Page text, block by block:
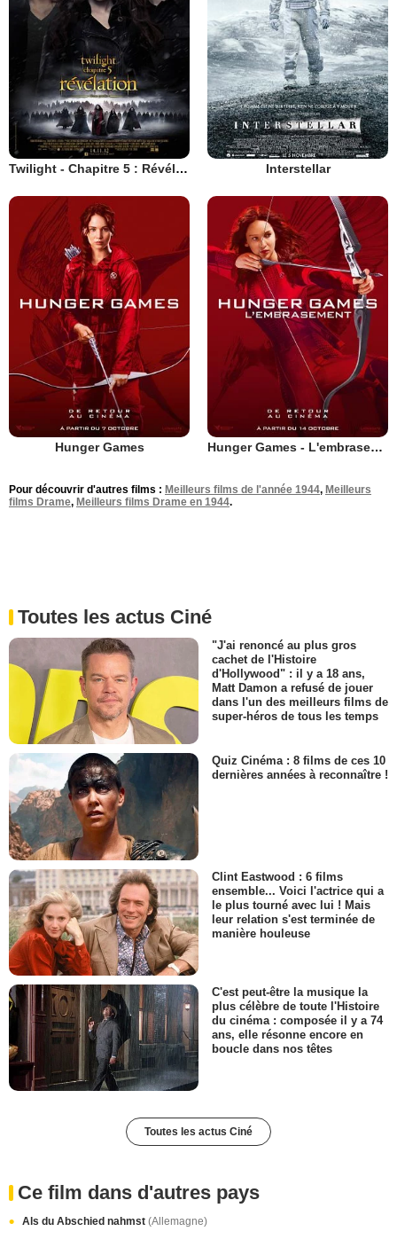
Twilight - Chapitre 5 : Révélation 2e partie Interstellar
Hunger Games Hunger Games - L'embrasement
Pour découvrir d'autres films : Meilleurs films de l'année 1944, Meilleurs
films Drame, Meilleurs films Drame en 1944.
Toutes les actus Ciné
"J'ai renoncé au plus gros
cachet de l'Histoire
d'Hollywood" : il y a 18 ans,
Matt Damon a refusé de jouer
dans l'un des meilleurs films de
super-héros de tous les temps
Quiz Cinéma : 8 films de ces 10
dernières années à reconnaître !
Clint Eastwood : 6 films
ensemble... Voici l'actrice qui a
le plus tourné avec lui ! Mais
leur relation s'est terminée de
manière houleuse
C'est peut-être la musique la
plus célèbre de toute l'Histoire
du cinéma : composée il y a 74
ans, elle résonne encore en
boucle dans nos têtes
Toutes les actus Ciné
Ce film dans d'autres pays
Als du Abschied nahmst (Allemagne)